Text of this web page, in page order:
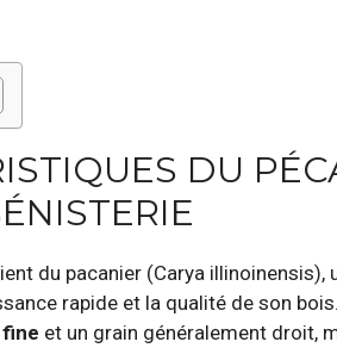
DU
du pacanier (Carya
rapide et la qualité de son
et un grain généralement droit,